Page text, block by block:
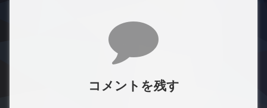
コメントを残す